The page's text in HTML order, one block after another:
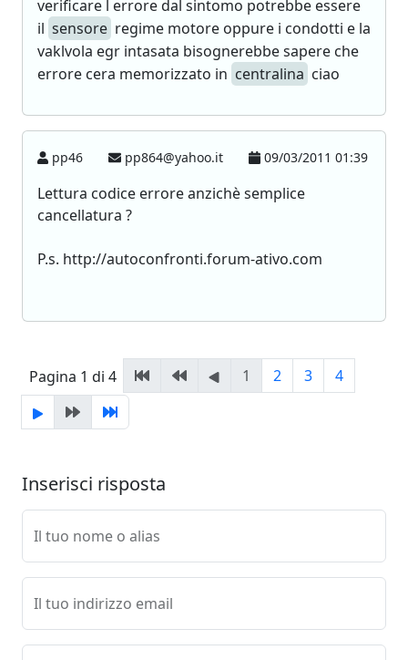
verificare l errore dal sintomo potrebbe essere
il sensore regime motore oppure i condotti e la
vaklvola egr intasata bisognerebbe sapere che
errore cera memorizzato in centralina ciao
pp46 pp864@yahoo.it 09/03/2011 01:39
Lettura codice errore anzichè semplice
cancellatura ?
P.s. http://autoconfronti.forum-ativo.com
Pagina 1 di 4 1 2 3 4
Inserisci risposta
Il tuo nome o alias
Il tuo indirizzo email